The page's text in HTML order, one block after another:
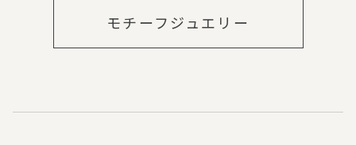
モチーフジュエリー